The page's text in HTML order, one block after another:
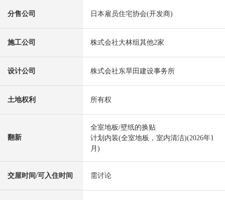
分售公司 日本雇员住宅协会(开发商)
施工公司 株式会社大林组其他2家
设计公司 株式会社东旱田建设事务所
土地权利 所有权
翻新
全室地板/壁纸的换贴
计划内装(全室地板，室内清洁)(2026年1
月)
交屋时间/可入住时间 需讨论